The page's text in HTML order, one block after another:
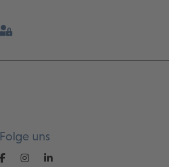
Folge uns